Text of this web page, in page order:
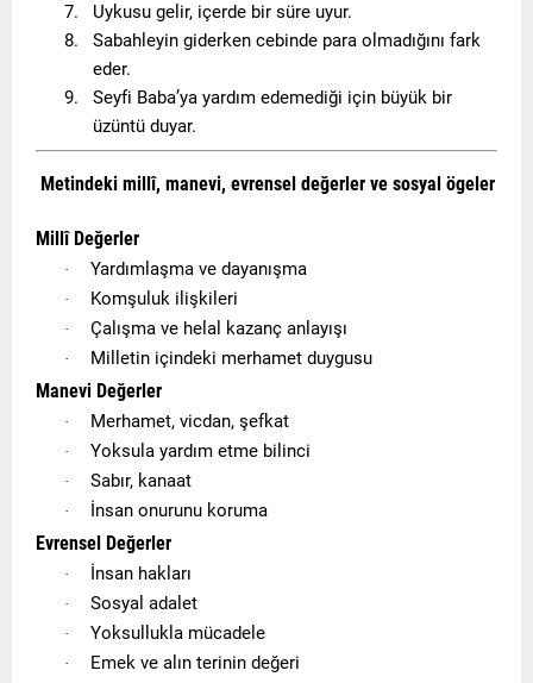
7.
Uykusu gelir, içerde bir süre uyur.
8.
Sabahleyin giderken cebinde para olmadığını fark
eder.
9.
Seyfi Baba’ya yardım edemediği için büyük bir
üzüntü duyar.
Metindeki millî, manevi, evrensel değerler ve sosyal ögeler
Millî Değerler
· Yardımlaşma ve dayanışma
· Komşuluk ilişkileri
· Çalışma ve helal kazanç anlayışı
· Milletin içindeki merhamet duygusu
Manevi Değerler
· Merhamet, vicdan, şefkat
· Yoksula yardım etme bilinci
· Sabır, kanaat
· İnsan onurunu koruma
Evrensel Değerler
· İnsan hakları
· Sosyal adalet
· Yoksullukla mücadele
·
Emek ve alın terinin değeri